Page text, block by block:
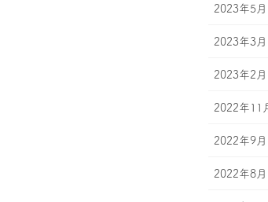
2023年5月
2023年3月
2023年2月
2022年11
2022年9月
2022年8月